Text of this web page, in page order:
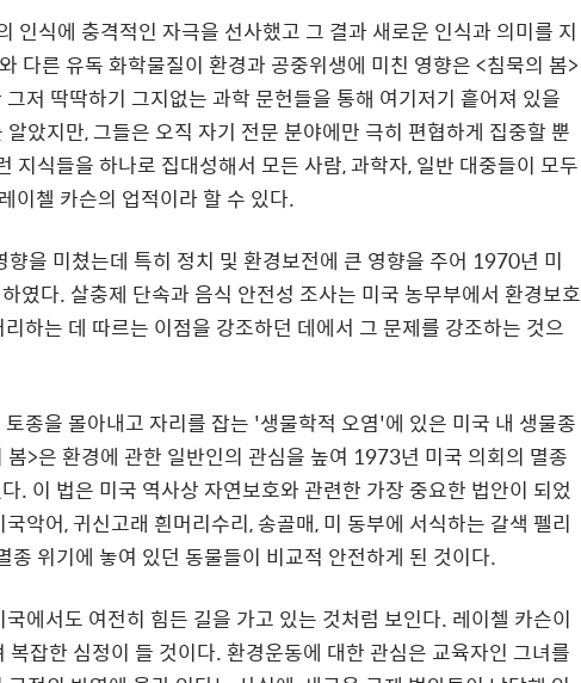
인식에 충격적인 자극을 선사했고 그 결과 새로운 인식과 의미를 지
다른 유독 화학물질이 환경과 공중위생에 미친 영향은<침묵의 봄>
저 딱딱하기 그지없는 과학 문헌들을 통해 여기저기 흩어져 있을
알았지만,그들은 오직 자기 전문 분야에만 극히 편협하게 집중할 뿐
지식들을 하나로 집대성해서 모든 사람,과학자,일반 대중들이 모두
이첼 카슨의 업적이라 할 수 있다.
을 미쳤는데 특히 정치 및 환경보전에 큰 영향을 주어 1970년 미
였다. 살충제 단속과 음식 안전성 조사는 미국 농무부에서 환경보호
하는 데 따르는 이점을 강조하던 데에서 그 문제를 강조하는 것으
종을 몰아내고 자리를 잡는 '생물학적 오염'에 있은 미국 내 생물종
봄>은 환경에 관한 일반인의 관심을 높여 1973년 미국 의회의 멸종
. 이 법은 미국 역사상 자연보호와 관련한 가장 중요한 법안이 되었
악어,귀신고래 흰머리수리,송골매,미 동부에 서식하는 갈색 펠리
종 위기에 놓여 있던 동물들이 비교적 안전하게 된 것이다.
에서도 여전히 힘든 길을 가고 있는 것처럼 보인다. 레이첼 카슨이
복잡한 심정이 들 것이다. 환경운동에 대한 관심은 교육자인 그녀를